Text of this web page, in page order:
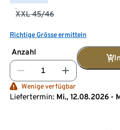
XXL 45/46
Richtige Grösse ermitteln
Anzahl
Wenige verfügbar
Liefertermin: Mi., 12.08.2026 -